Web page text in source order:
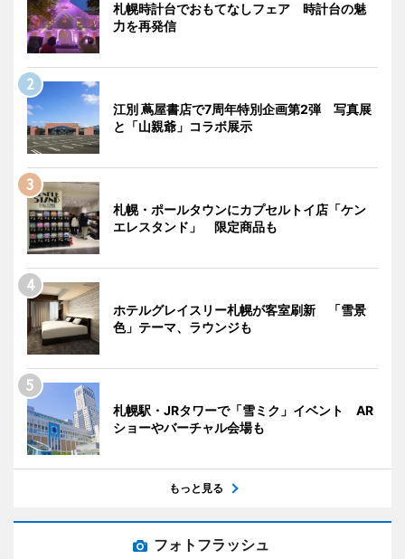
札幌時計台でおもてなしフェア 時計台の魅
力を再発信
江別 蔦屋書店で7周年特別企画第2弾 写真展
と「山親爺」コラボ展示
札幌・ポールタウンにカプセルトイ店「ケン
エレスタンド」 限定商品も
ホテルグレイスリー札幌が客室刷新 「雪景
色」テーマ、ラウンジも
札幌駅・JRタワーで「雪ミク」イベント AR
ショーやバーチャル会場も
もっと見る
フォトフラッシュ